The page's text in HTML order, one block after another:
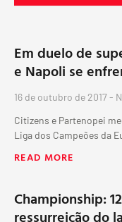
Em duelo de
e Napoli se
16 de outubro de 2017
Citizens e Partenopei
Liga dos Campeões da
READ MORE
Championship:
ressurreição do